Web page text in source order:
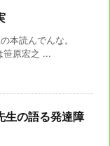
本読んでんな。
笹原宏之 ...
生の語る発達障